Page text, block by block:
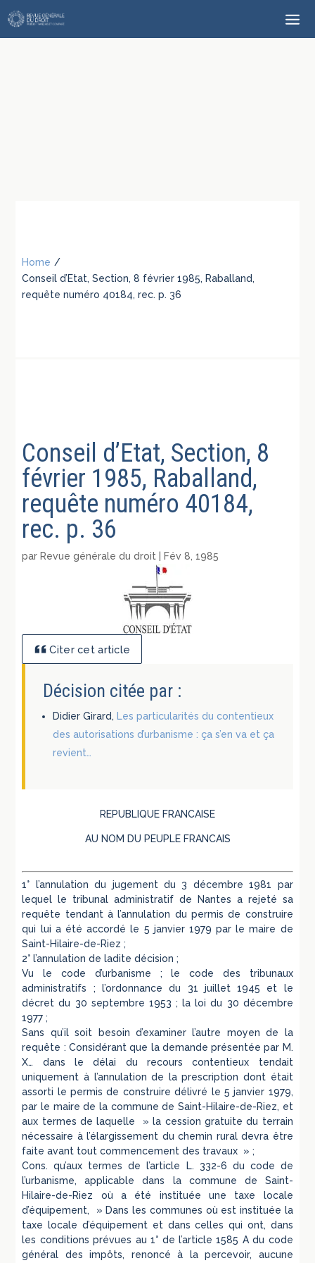
Home /
Conseil d’Etat, Section, 8 février 1985, Raballand,
requête numéro 40184, rec. p. 36
Conseil d’Etat, Section, 8
février 1985, Raballand,
requête numéro 40184,
rec. p. 36
par Revue générale du droit Fév 8, 1985
Citer cet article
Décision citée par :
Didier Girard, Les particularités du contentieux
des autorisations d’urbanisme : ça s’en va et ça
revient…
REPUBLIQUE FRANCAISE
AU NOM DU PEUPLE FRANCAIS
1° l’annulation du jugement du 3 décembre 1981 par
lequel le tribunal administratif de Nantes a rejeté sa
requête tendant à l’annulation du permis de construire
qui lui a été accordé le 5 janvier 1979 par le maire de
Saint-Hilaire-de-Riez ;
2° l’annulation de ladite décision ;
Vu le code d’urbanisme ; le code des tribunaux
administratifs ; l’ordonnance du 31 juillet 1945 et le
décret du 30 septembre 1953 ; la loi du 30 décembre
1977 ;
Sans qu’il soit besoin d’examiner l’autre moyen de la
requête : Considérant que la demande présentée par M.
X… dans le délai du recours contentieux tendait
uniquement à l’annulation de la prescription dont était
assorti le permis de construire délivré le 5 janvier 1979,
par le maire de la commune de Saint-Hilaire-de-Riez, et
aux termes de laquelle » la cession gratuite du terrain
nécessaire à l’élargissement du chemin rural devra être
faite avant tout commencement des travaux » ;
Cons. qu’aux termes de l’article L. 332-6 du code de
l’urbanisme, applicable dans la commune de Saint-
Hilaire-de-Riez où a été instituée une taxe locale
d’équipement, » Dans les communes où est instituée la
taxe locale d’équipement et dans celles qui ont, dans
les conditions prévues au 1° de l’article 1585 A du code
général des impôts, renoncé à la percevoir, aucune